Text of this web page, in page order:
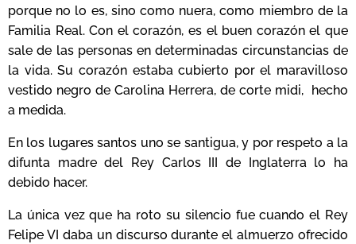
porque no lo es, sino como nuera, como miembro de la
Familia Real. Con el corazón, es el buen corazón el que
sale de las personas en determinadas circunstancias de
la vida. Su corazón estaba cubierto por el maravilloso
vestido negro de Carolina Herrera, de corte midi, hecho
a medida.
En los lugares santos uno se santigua, y por respeto a la
difunta madre del Rey Carlos III de Inglaterra lo ha
debido hacer.
La única vez que ha roto su silencio fue cuando el Rey
Felipe VI daba un discurso durante el almuerzo ofrecido